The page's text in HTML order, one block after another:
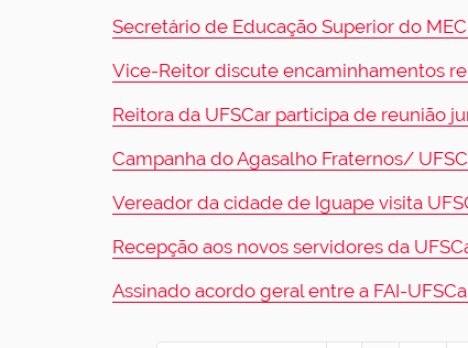
Secretário de Educação Superior do
Vice-Reitor discute encaminhamentos
Reitora da UFSCar participa de reunião
Campanha do Agasalho Fraternos/
Vereador da cidade de Iguape visita
Recepção aos novos servidores da
Assinado acordo geral entre a FAI-